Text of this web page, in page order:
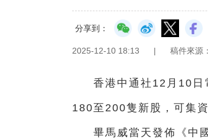
分享到：
2025-12-10 18:13 | 稿件來源
香港中通社12月10日
180至200隻新股，可集
畢馬威當天發佈《中